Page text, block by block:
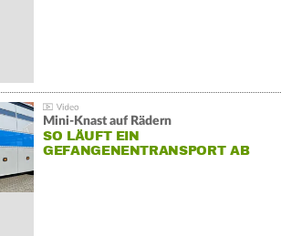
Mini-Knast auf Rädern
SO LÄUFT EIN
GEFANGENENTRANSPORT AB